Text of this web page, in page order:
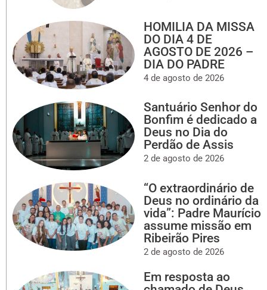
HOMILIA DA MISSA
DO DIA 4 DE
AGOSTO DE 2026 –
DIA DO PADRE
4 de agosto de 2026
Santuário Senhor do
Bonfim é dedicado a
Deus no Dia do
Perdão de Assis
2 de agosto de 2026
“O extraordinário de
Deus no ordinário da
vida”: Padre Maurício
assume missão em
Ribeirão Pires
2 de agosto de 2026
Em resposta ao